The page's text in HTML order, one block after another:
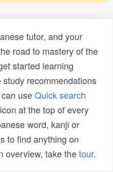
tutor, and your
road to mastery of the
started learning
recommendations
useQuick search
icon at the top of every
word, kanji or
to find anything on
overview, take thetour.